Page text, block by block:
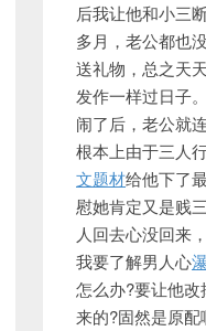
后我让他和小三
多月，老公都也
送礼物，总之天
发作一样过日子
闹了后，老公就
根本上由于三人
文题材给他下了
慰她肯定又是贱
人回去心没回来
我要了解男人心
怎么办?要让他
来的?固然是原